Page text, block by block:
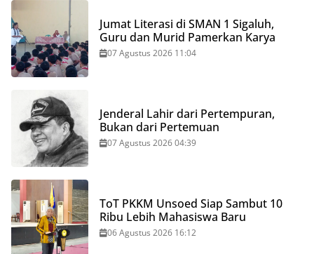
Jumat Literasi di SMAN 1 Sigaluh,
Guru dan Murid Pamerkan Karya
07 Agustus 2026 11:04
Jenderal Lahir dari Pertempuran,
Bukan dari Pertemuan
07 Agustus 2026 04:39
ToT PKKM Unsoed Siap Sambut 10
Ribu Lebih Mahasiswa Baru
06 Agustus 2026 16:12